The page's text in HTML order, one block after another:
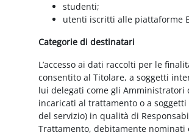
studenti;
utenti iscritti alle piattaforme
Categorie di destinatari
L’accesso ai dati raccolti per le
consentito al Titolare, a soggetti
lui delegati come gli Amministratori
incaricati al trattamento o a
del servizio) in qualità di
Trattamento, debitamente nominati